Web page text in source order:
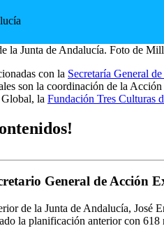
con la Secretaría General
son la coordinación de la
la Fundación Tres Culturas
General de
de la Junta de Andalucía,
la planificación anterior con 618